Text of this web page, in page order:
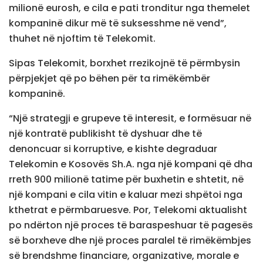
milionë eurosh, e cila e pati tronditur nga themelet
kompaninë dikur më të suksesshme në vend”,
thuhet në njoftim të Telekomit.
Sipas Telekomit, borxhet rrezikojnë të përmbysin
përpjekjet që po bëhen për ta rimëkëmbër
kompaninë.
“Një strategji e grupeve të interesit, e formësuar në
një kontratë publikisht të dyshuar dhe të
denoncuar si korruptive, e kishte degraduar
Telekomin e Kosovës Sh.A. nga një kompani që dha
rreth 900 milionë tatime për buxhetin e shtetit, në
një kompani e cila vitin e kaluar mezi shpëtoi nga
kthetrat e përmbaruesve. Por, Telekomi aktualisht
po ndërton një proces të baraspeshuar të pagesës
së borxheve dhe një proces paralel të rimëkëmbjes
së brendshme financiare, organizative, morale e